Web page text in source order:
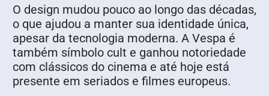
O design mudou pouco ao longo das décadas,
o que ajudou a manter sua identidade única,
apesar da tecnologia moderna. A Vespa é
também símbolo cult e ganhou notoriedade
com clássicos do cinema e até hoje está
presente em seriados e filmes europeus.